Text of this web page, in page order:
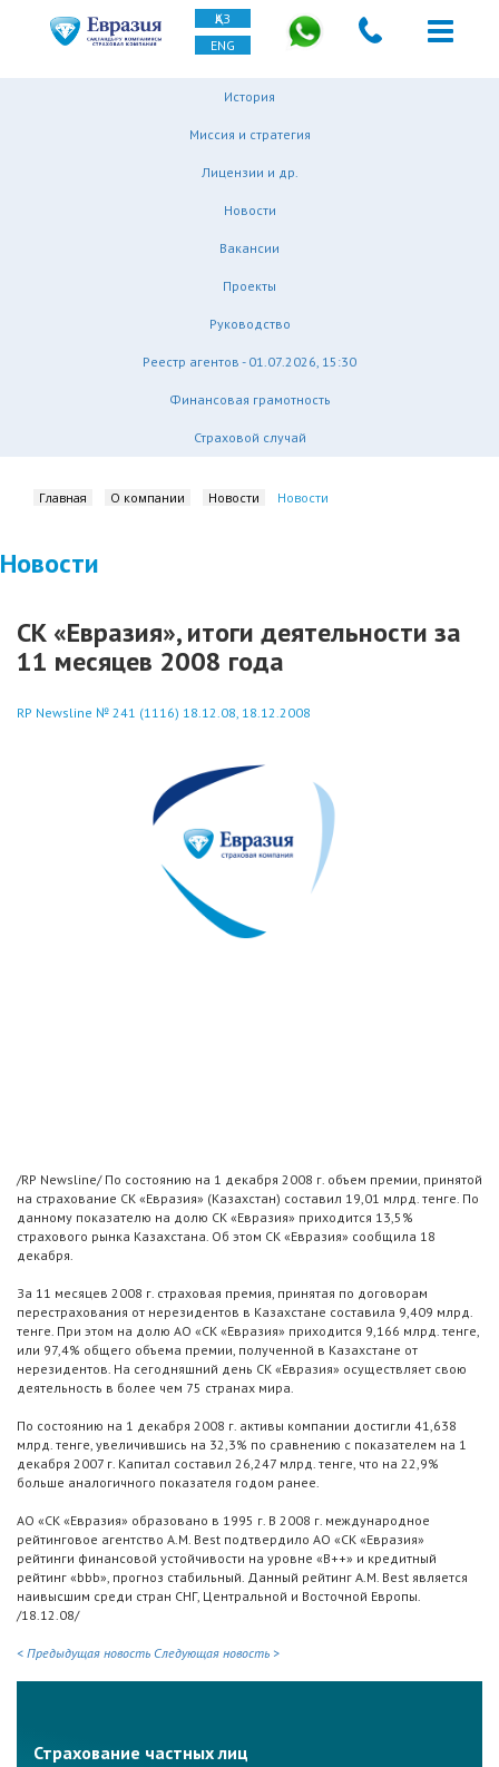
ҚАЗ
ENG
История
Миссия и стратегия
Лицензии и др.
Новости
Вакансии
Проекты
Руководство
Реестр агентов - 01.07.2026, 15:30
Финансовая грамотность
Страховой случай
Главная О компании Новости Новости
Новости
СК «Евразия», итоги деятельности за
11 месяцев 2008 года
RP Newsline № 241 (1116) 18.12.08, 18.12.2008
/RP Newsline/ По состоянию на 1 декабря 2008 г. объем премии, принятой
на страхование СК «Евразия» (Казахстан) составил 19,01 млрд. тенге. По
данному показателю на долю СК «Евразия» приходится 13,5%
страхового рынка Казахстана. Об этом СК «Евразия» сообщила 18
декабря.
За 11 месяцев 2008 г. страховая премия, принятая по договорам
перестрахования от нерезидентов в Казахстане составила 9,409 млрд.
тенге. При этом на долю АО «СК «Евразия» приходится 9,166 млрд. тенге,
или 97,4% общего объема премии, полученной в Казахстане от
нерезидентов. На сегодняшний день СК «Евразия» осуществляет свою
деятельность в более чем 75 странах мира.
По состоянию на 1 декабря 2008 г. активы компании достигли 41,638
млрд. тенге, увеличившись на 32,3% по сравнению с показателем на 1
декабря 2007 г. Капитал составил 26,247 млрд. тенге, что на 22,9%
больше аналогичного показателя годом ранее.
АО «СК «Евразия» образовано в 1995 г. В 2008 г. международное
рейтинговое агентство A.M. Best подтвердило АО «СК «Евразия»
рейтинги финансовой устойчивости на уровне «B++» и кредитный
рейтинг «bbb», прогноз стабильный. Данный рейтинг A.M. Best является
наивысшим среди стран СНГ, Центральной и Восточной Европы.
/18.12.08/
< Предыдущая новость Следующая новость >
Страхование частных лиц